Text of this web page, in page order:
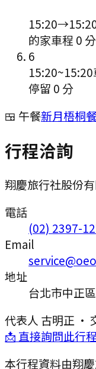
15:20→
的家車程 0 分
6
15:20~15:20
停留 0 分
🍱 午餐新月梧桐
行程洽詢
翔慶旅行社股份
電話
(02) 2397-
Email
地址
台北市中正
代表人 古明正 ·
📩 直接詢問此行
本行程資料由翔